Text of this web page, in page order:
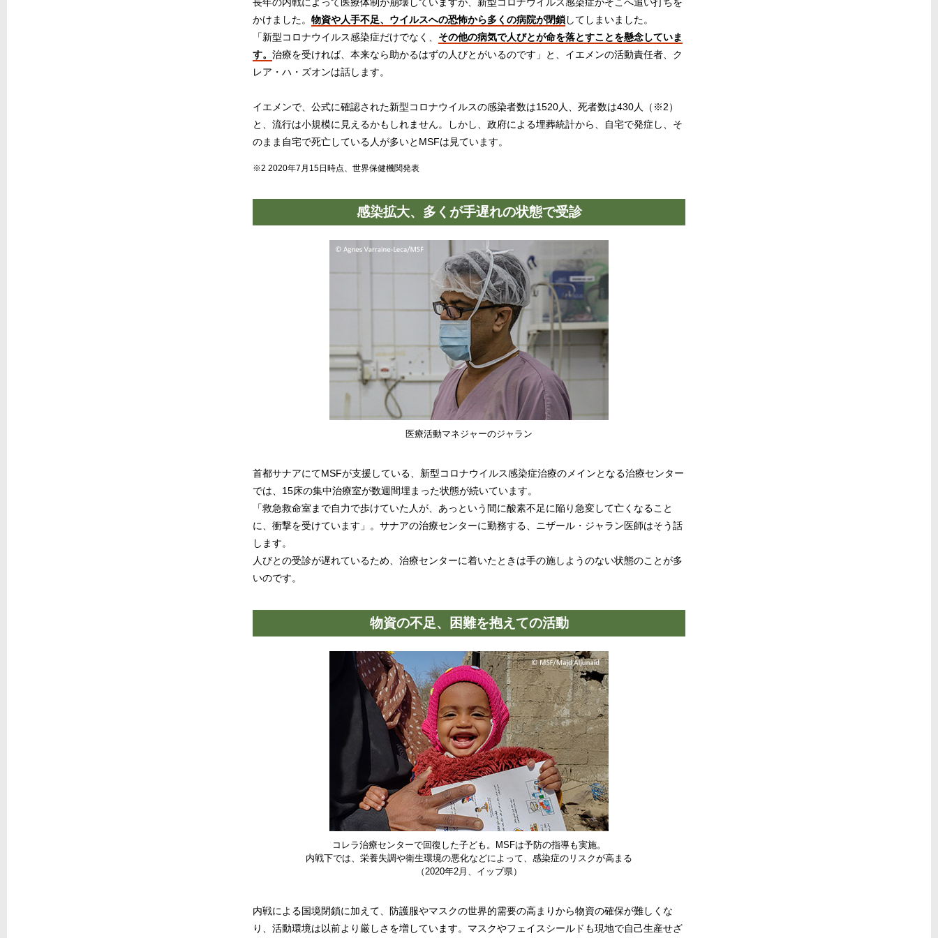
かけました。 物資や人手不足、ウイルスへの恐怖から多くの病院が閉鎖してしまいました。
「新型コロナウイルス感染症だけでなく、 その他の病気で人びとが命を落とすことを懸念していま
す。 治療を受ければ、本来なら助かるはずの人びとがいるのです」と、イエメンの活動責任者、ク
レア・ハ・ズオンは話します。
イエメンで、公式に確認された新型コロナウイルスの感染者数は1520人、死者数は430人（※2）
と、流行は小規模に見えるかもしれません。しかし、政府による埋葬統計から、自宅で発症し、そ
のまま自宅で死亡している人が多いとMSFは見ています。
※2 2020年7月15日時点、世界保健機関発表
感染拡大、多くが手遅れの状態で受診
医療活動マネジャーのジャラン
首都サナアにてMSFが支援している、新型コロナウイルス感染症治療のメインとなる治療センター
では、15床の集中治療室が数週間埋まった状態が続いています。
「救急救命室まで自力で歩けていた人が、あっという間に酸素不足に陥り急変して亡くなること
に、衝撃を受けています」。サナアの治療センターに勤務する、ニザール・ジャラン医師はそう話
します。
人びとの受診が遅れているため、治療センターに着いたときは手の施しようのない状態のことが多
いのです。
物資の不足、困難を抱えての活動
コレラ治療センターで回復した子ども。MSFは予防の指導も実施。
内戦下では、栄養失調や衛生環境の悪化などによって、感染症のリスクが高まる
（2020年2月、イッブ県）
内戦による国境閉鎖に加えて、防護服やマスクの世界的需要の高まりから物資の確保が難しくな
り、活動環境は以前より厳しさを増しています。マスクやフェイスシールドも現地で自己生産せざ